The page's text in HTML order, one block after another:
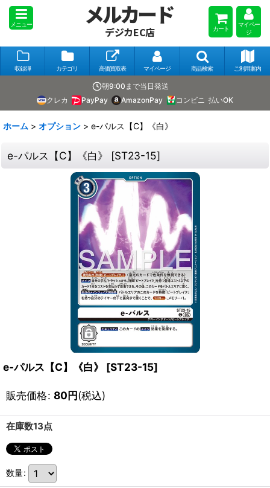
メニュー メルカード
デジカEC店 カート
マイペー
ジ
収録弾 カテゴリ 高価買取表 マイページ 商品検索 ご利用案内
朝9:00まで当日発送
クレカ
PayPay AmazonPay コンビニ 払いOK
ホーム > オプション > e-パルス【C】《白》
e-パルス【C】《白》 [ST23-15]
e-パルス【C】《白》 [ST23-15]
販売価格: 80円(税込)
在庫数13点
数量: